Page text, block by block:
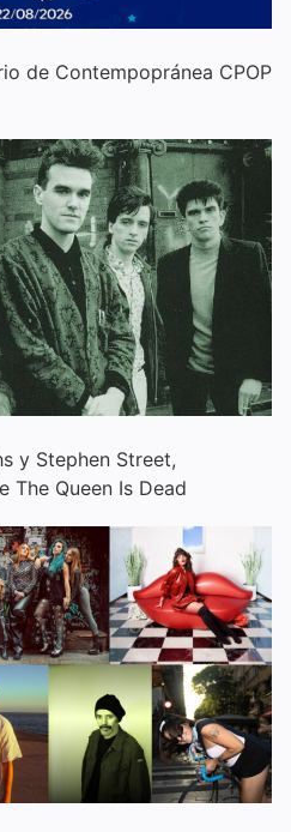
de Contempopránea CPOP
y Stephen Street,
The Queen Is Dead